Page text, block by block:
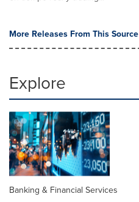
More Releases From This Source
Explore
Banking & Financial Services